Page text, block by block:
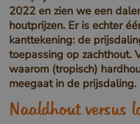
2022 en zien we een
houtprijzen. Er is echter
kanttekening: de
toepassing op zachthout.
waarom (tropisch)
meegaat in de prijsdaling.
Naaldhout versus